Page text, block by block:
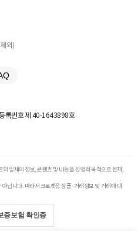
외)
록번호제 40-1643898호
일체의 정보, 콘텐츠 및 UI등을 상업적 목적으로 전재,
닙니다. 따라서 크로켓은 상품·거래정보 및 거래에 대
증보험 확인증